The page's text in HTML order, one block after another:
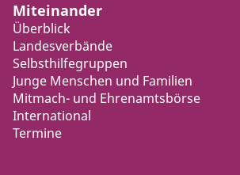
Miteinander
Überblick
Landesverbände
Selbsthilfegruppen
Junge Menschen und Familien
Mitmach- und Ehrenamtsbörse
International
Termine